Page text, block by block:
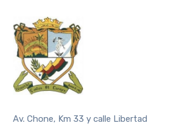
Av. Chone, Km 33 y calle Libertad